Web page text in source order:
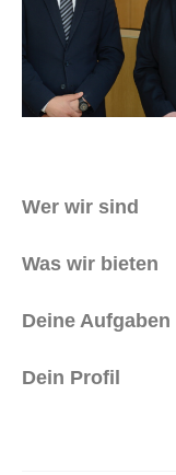
Wer wir sind
Was wir bieten
Deine Aufgaben
Dein Profil